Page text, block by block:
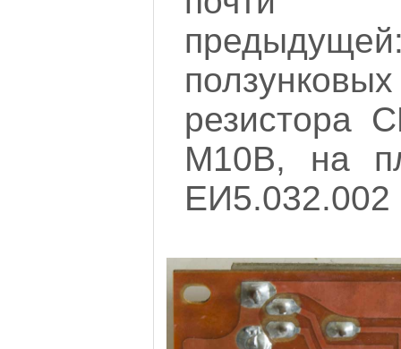
резистора
М10В, на
ЕИ5.032.002